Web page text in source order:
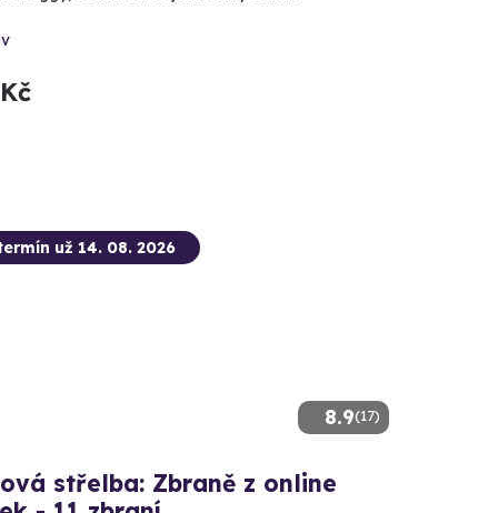
8.9(17)
už 14. 08. 2026
střelba: Zbraně z online